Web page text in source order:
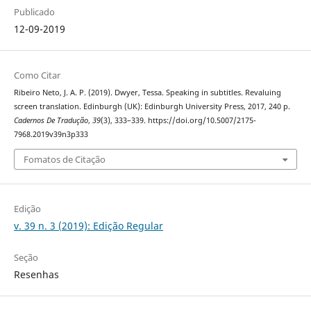
Publicado
12-09-2019
Como Citar
Ribeiro Neto, J. A. P. (2019). Dwyer, Tessa. Speaking in subtitles. Revaluing
screen translation. Edinburgh (UK): Edinburgh University Press, 2017, 240 p.
Cadernos De Tradução, 39(3), 333–339. https://doi.org/10.5007/2175-
7968.2019v39n3p333
Fomatos de Citação
Edição
v. 39 n. 3 (2019): Edição Regular
Seção
Resenhas